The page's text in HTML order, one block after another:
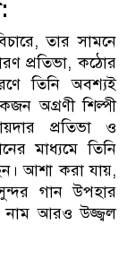
তার সামনে
প্রতিভা, কঠোর
তিনি অবশ্যই
অগ্রণী শিল্পী
প্রতিভা ও
মাধ্যমে তিনি
আশা করা যায়,
গান উপহার
নাম আরও উজ্জ্বল